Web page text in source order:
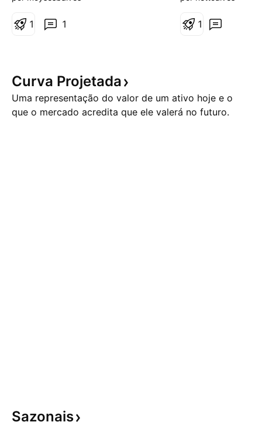
respeitando.
1
1
operações, de
apresentadas
1
Curva Projetada
Uma representação do valor de um ativo hoje e o
que o mercado acredita que ele valerá no futuro.
Sazonais